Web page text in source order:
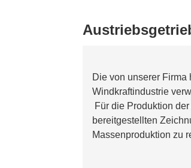
Die von unserer
Windkraftindustrie
Für die Produktion
bereitgestellten
Massenproduktion zu